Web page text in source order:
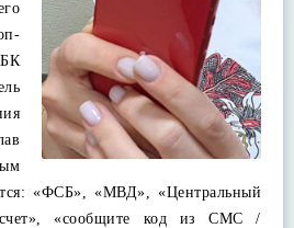
«ФСБ», «МВД», «Центральный
счет», «сообщите код из СМС /